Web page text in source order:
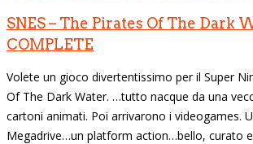
SNES – The Pirates Of The Dark
COMPLETE
Volete un gioco divertentissimo per il Super
Of The Dark Water. …tutto nacque da una
cartoni animati. Poi arrivarono i videogames.
Megadrive…un platform action…bello, curato